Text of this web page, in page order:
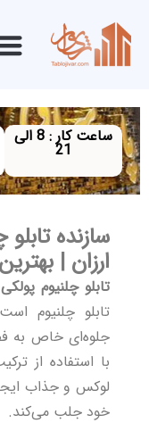
ساعت کار : 8 الی
21
سازنده
ارزان |
تابلو چلنیوم پولکی
تابلو چلنیوم
جلوه‌ای خاص به
با استفاده از
لوکس و جذاب
خود جلب می‌کند.